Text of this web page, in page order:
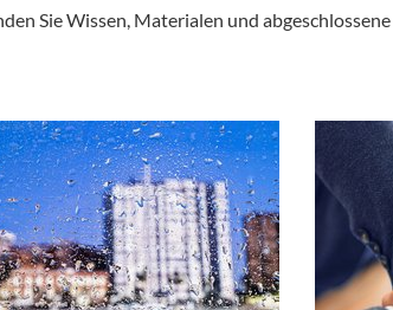
Sie Wissen, Materialen und